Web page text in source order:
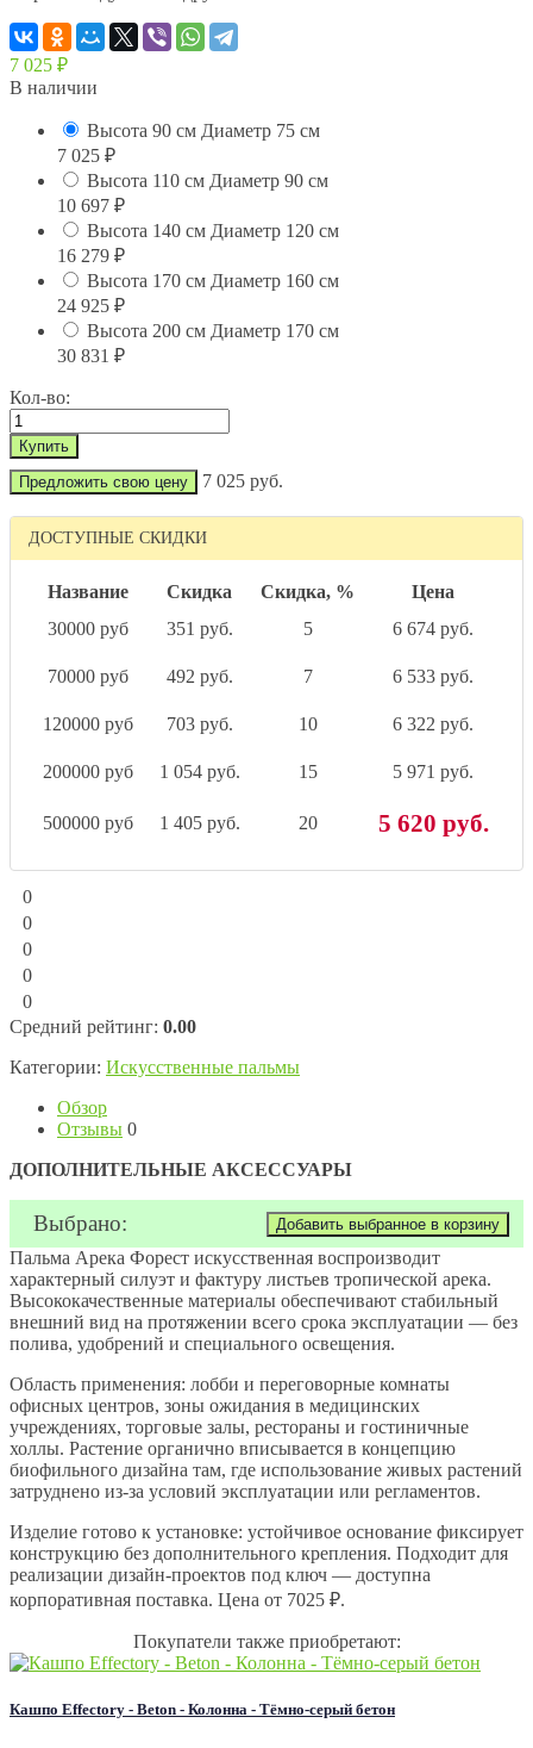
7 025 ₽
В наличии
Высота 90 см Диаметр 75 см
7 025 ₽
Высота 110 см Диаметр 90 см
10 697 ₽
Высота 140 см Диаметр 120 см
16 279 ₽
Высота 170 см Диаметр 160 см
24 925 ₽
Высота 200 см Диаметр 170 см
30 831
₽
Кол-во:
Предложить свою цену 7 025 руб.
ДОСТУПНЫЕ СКИДКИ
Название Скидка Скидка, %
Цена
30000 руб
351 руб. 5 6 674 руб.
70000 руб 492 руб. 7 6 533 руб.
120000 руб 703 руб. 10 6 322 руб.
200000 руб 1 054 руб. 15 5 971 руб.
500000 руб 1 405 руб. 20 5 620 руб.
0
0
0
0
0
Средний рейтинг: 0.00
Категории: Искусственные пальмы
Обзор
Отзывы 0
ДОПОЛНИТЕЛЬНЫЕ АКСЕССУАРЫ
Выбрано:
Пальма Арека Форест искусственная воспроизводит
характерный силуэт и фактуру листьев тропической арека.
Высококачественные материалы обеспечивают стабильный
внешний вид на протяжении всего срока эксплуатации — без
полива, удобрений и специального освещения.
Область применения: лобби и переговорные комнаты
офисных центров, зоны ожидания в медицинских
учреждениях, торговые залы, рестораны и гостиничные
холлы. Растение органично вписывается в концепцию
биофильного дизайна там, где использование живых растений
затруднено из-за условий эксплуатации или регламентов.
Изделие готово к установке: устойчивое основание фиксирует
конструкцию без дополнительного крепления. Подходит для
реализации дизайн-проектов под ключ — доступна
корпоративная поставка. Цена от 7025 ₽.
Покупатели также приобретают:
Кашпо Effectory - Beton - Колонна - Тёмно-серый бетон